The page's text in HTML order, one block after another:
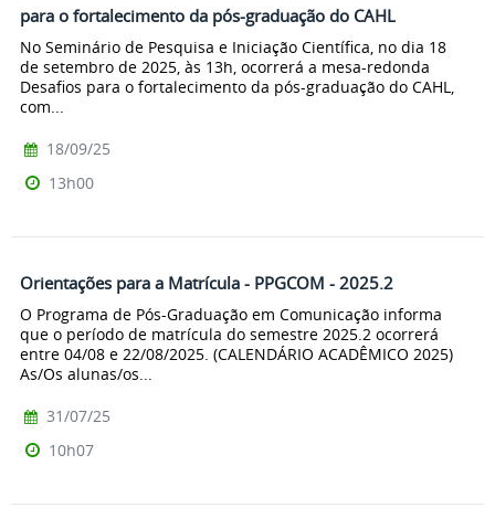
para o fortalecimento da pós-graduação do CAHL
No Seminário de Pesquisa e Iniciação Científica, no dia 18
de setembro de 2025, às 13h, ocorrerá a mesa-redonda
Desafios para o fortalecimento da pós-graduação do CAHL,
com...
18/09/25
13h00
Orientações para a Matrícula - PPGCOM - 2025.2
O Programa de Pós-Graduação em Comunicação informa
que o período de matrícula do semestre 2025.2 ocorrerá
entre 04/08 e 22/08/2025. (CALENDÁRIO ACADÊMICO 2025)
As/Os alunas/os...
31/07/25
10h07